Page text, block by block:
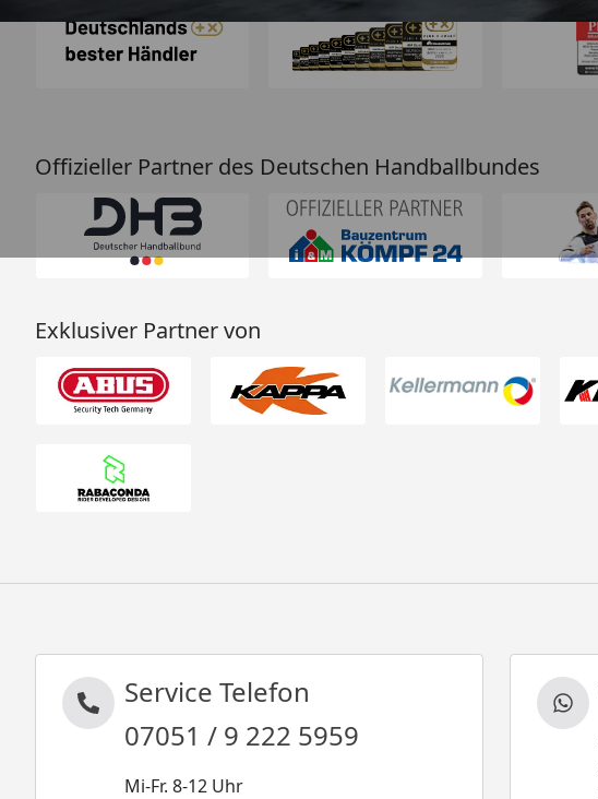
Offizieller Partner des Deutschen Handballbundes
Exklusiver Partner von
Service Telefon
07051 / 9 222 5959
Mi-Fr. 8-12 Uhr